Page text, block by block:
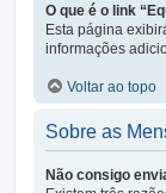
O que é o link
Esta página
informações
Voltar ao topo
Sobre as
Não consigo